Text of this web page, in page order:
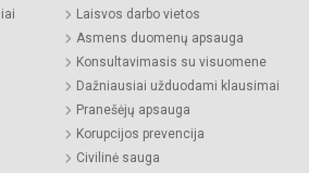
Laisvos darbo vietos
Asmens duomenų apsauga
Konsultavimasis su visuomene
Dažniausiai užduodami klausimai
Pranešėjų apsauga
Korupcijos prevencija
Civilinė sauga